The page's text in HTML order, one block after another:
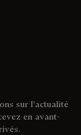
sur l'actualité
en avant-